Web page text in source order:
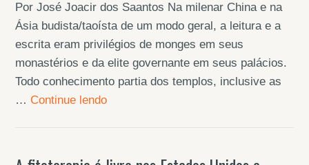
Por José Joacir dos Saantos Na milenar China e na
Ásia budista/taoísta de um modo geral, a leitura e a
escrita eram privilégios de monges em seus
monastérios e da elite governante em seus palácios.
Todo conhecimento partia dos templos, inclusive as
… Continue lendo